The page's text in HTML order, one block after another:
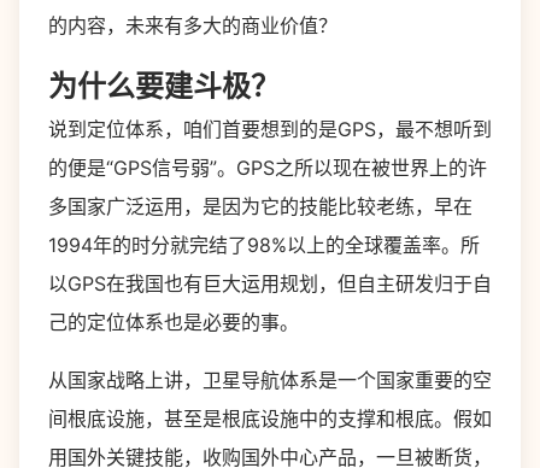
的内容，未来有多大的商业价值？
为什么要建斗极？
说到定位体系，咱们首要想到的是GPS，最不想听到
的便是“GPS信号弱”。GPS之所以现在被世界上的许
多国家广泛运用，是因为它的技能比较老练，早在
1994年的时分就完结了98%以上的全球覆盖率。所
以GPS在我国也有巨大运用规划，但自主研发归于自
己的定位体系也是必要的事。
从国家战略上讲，卫星导航体系是一个国家重要的空
间根底设施，甚至是根底设施中的支撑和根底。假如
用国外关键技能，收购国外中心产品，一旦被断货，